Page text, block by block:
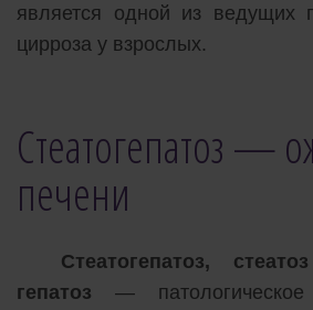
является одной из ведущих
цирроза у взрослых.
Стеатогепатоз —
печени
Стеатогепатоз,
гепатоз —